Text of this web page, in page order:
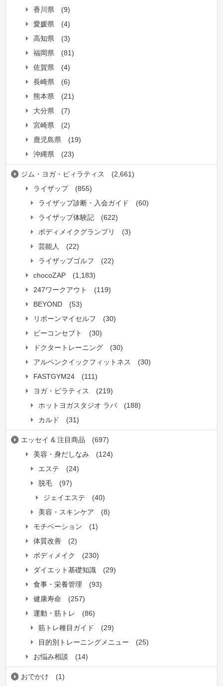
香川県
(9)
愛媛県
(4)
高知県
(3)
福岡県
(81)
佐賀県
(4)
長崎県
(6)
熊本県
(21)
大分県
(7)
宮崎県
(2)
鹿児島県
(19)
沖縄県
(23)
ジム・ヨガ・ピィラティス
(2,661)
ライザップ
(855)
ライザップ診断・入会ガイド
(60)
ライザップ体験記
(622)
ボディメイクグランプリ
(3)
芸能人
(22)
ライザップゴルフ
(22)
chocoZAP
(1,183)
247ワークアウト
(119)
BEYOND
(53)
リボーンマイセルフ
(30)
ビーコンセプト
(30)
ドクタートレーニング
(30)
アルペンクイックフィットネス
(30)
FASTGYM24
(111)
ヨガ・ピラティス
(219)
ホットヨガスタジオ ラバ
(188)
カルド
(31)
エッセイ & 注目商品
(697)
美容・身だしなみ
(124)
エステ
(24)
脱毛
(97)
ジェイエステ
(40)
美容・スキンケア
(8)
モチベーション
(1)
体質改善
(2)
ボディメイク
(230)
ダイエット基礎知識
(29)
食事・栄養管理
(93)
健康寿命
(257)
運動・筋トレ
(86)
筋トレ種目ガイド
(29)
目的別トレーニングメニュー
(25)
お悩み相談
(14)
おでかけ (1)